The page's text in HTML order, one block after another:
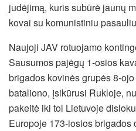
judėjimą, kuris subūrė jaunų
kovai su komunistiniu
Naujoji JAV rotuojamo
Sausumos pajėgų 1-osios
brigados kovinės grupės 8-
bataliono, įsikūrusi Rukloje,
pakeitė iki tol Lietuvoje
Europoje 173-iosios